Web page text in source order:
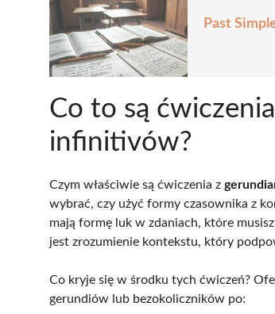
Past
Co to są
infinitivów?
Czym właściwie są ćwiczenia z
wybrać, czy użyć formy czasownika z
mają formę luk w zdaniach, które
jest zrozumienie kontekstu, który
Co kryje się w środku tych ćwiczeń?
gerundiów lub bezokoliczników po: